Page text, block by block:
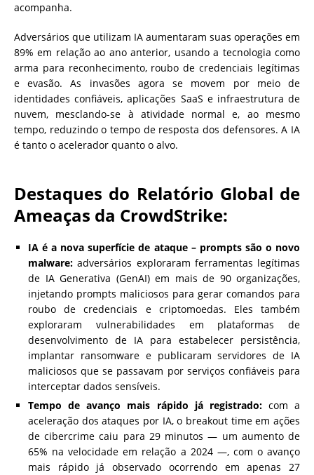
acompanha.
Adversários que utilizam IA aumentaram suas operações em
89% em relação ao ano anterior, usando a tecnologia como
arma para reconhecimento, roubo de credenciais legítimas
e evasão. As invasões agora se movem por meio de
identidades confiáveis, aplicações SaaS e infraestrutura de
nuvem, mesclando-se à atividade normal e, ao mesmo
tempo, reduzindo o tempo de resposta dos defensores. A IA
é tanto o acelerador quanto o alvo.
Destaques do Relatório Global de
Ameaças da CrowdStrike:
IA é a nova superfície de ataque – prompts são o novo
malware: adversários exploraram ferramentas legítimas
de IA Generativa (GenAI) em mais de 90 organizações,
injetando prompts maliciosos para gerar comandos para
roubo de credenciais e criptomoedas. Eles também
exploraram vulnerabilidades em plataformas de
desenvolvimento de IA para estabelecer persistência,
implantar ransomware e publicaram servidores de IA
maliciosos que se passavam por serviços confiáveis para
interceptar dados sensíveis.
Tempo de avanço mais rápido já registrado:com a
aceleração dos ataques por IA, o breakout time em ações
de cibercrime caiu para 29 minutos — um aumento de
65% na velocidade em relação a 2024 —, com o avanço
mais rápido já observado ocorrendo em apenas 27